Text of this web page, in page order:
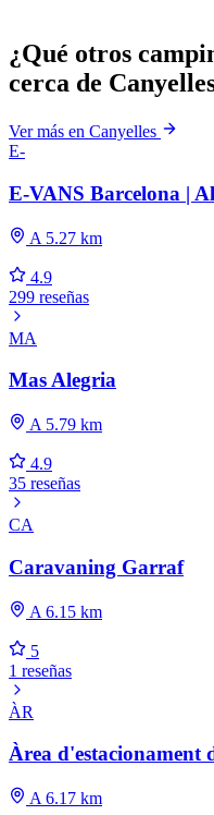
¿Qué otros
cerca de
Ver más en Canyelles
E-
E-VANS Barcelona |
A 5.27 km
4.9
299 reseñas
MA
Mas Alegria
A 5.79 km
4.9
35 reseñas
CA
Caravaning Garraf
A 6.15 km
5
1 reseñas
ÀR
Àrea d'estacionament
A 6.17 km